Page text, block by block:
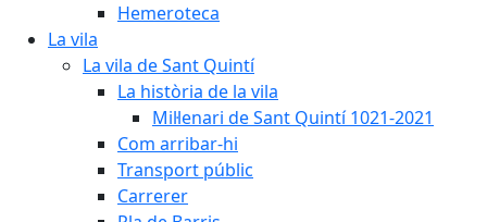
Hemeroteca
La vila
La vila de Sant Quintí
La història de la vila
Mil·lenari de Sant Quintí 1021-2021
Com arribar-hi
Transport públic
Carrerer